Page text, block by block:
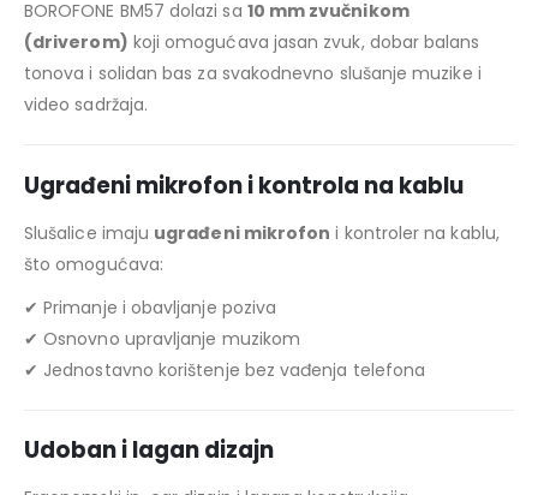
BOROFONE BM57 dolazi sa 10 mm zvučnikom
(driverom) koji omogućava jasan zvuk, dobar balans
tonova i solidan bas za svakodnevno slušanje muzike i
video sadržaja.
Ugrađeni mikrofon i kontrola na kablu
Slušalice imaju ugrađeni mikrofon i kontroler na kablu,
što omogućava:
✔ Primanje i obavljanje poziva
✔ Osnovno upravljanje muzikom
✔ Jednostavno korištenje bez vađenja telefona
Udoban i lagan dizajn